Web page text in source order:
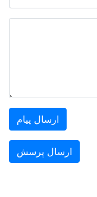
ارسال پیام
ارسال پرسش